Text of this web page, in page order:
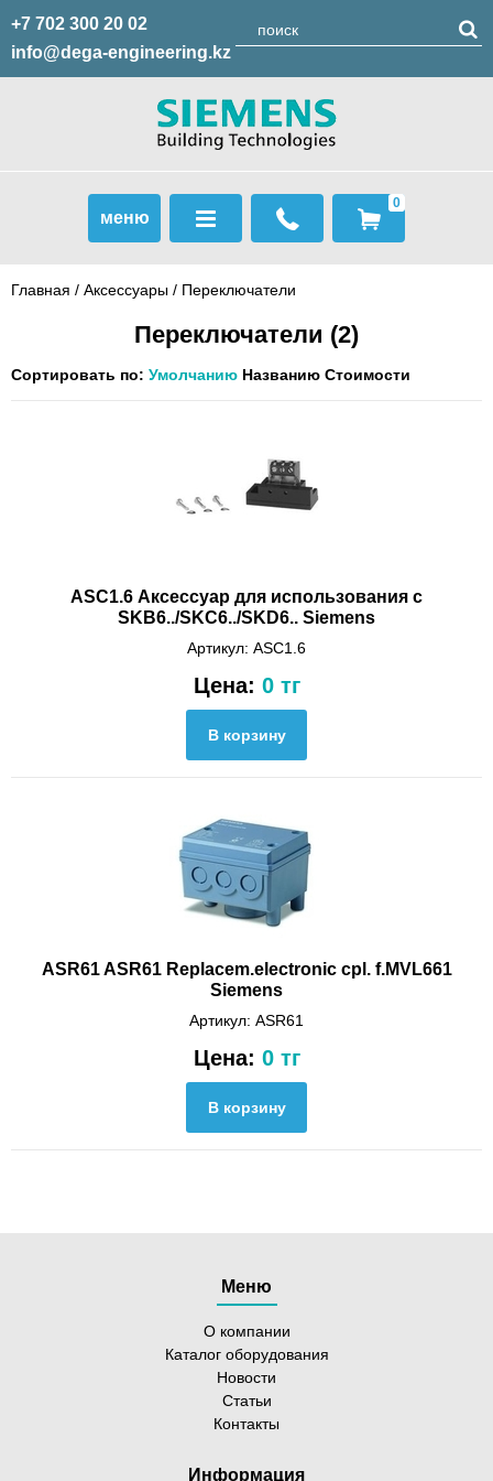
+7 702 300 20 02
info@dega-engineering.kz
меню
0
Главная / Аксессуары / Переключатели
Переключатели (2)
Сортировать по: Умолчанию Названию Стоимости
ASC1.6 Аксессуар для использования с
SKB6../SKC6../SKD6.. Siemens
Артикул: ASC1.6
Цена: 0 тг
ASR61 ASR61 Replacem.electronic cpl. f.MVL661
Siemens
Артикул: ASR61
Цена: 0 тг
Меню
О компании
Каталог оборудования
Новости
Статьи
Контакты
Информация